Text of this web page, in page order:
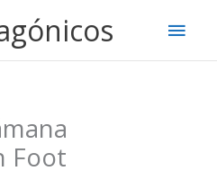
Foot